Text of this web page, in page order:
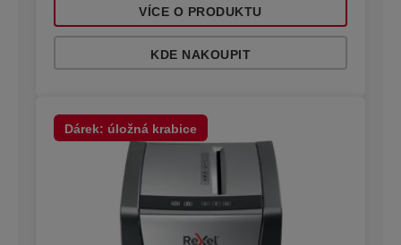
VÍCE O PRODUKTU
KDE NAKOUPIT
Dárek: úložná krabice